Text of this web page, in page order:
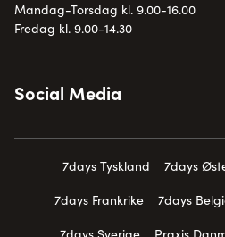
Mandag-Torsdag kl. 9.00-16.00
Fredag kl. 9.00-14.30
Social Media
7days Tyskland 7days
7days Frankrike
7days